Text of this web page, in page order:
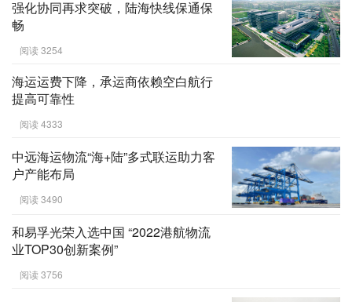
海南泛宇外代首创船舶海上船员集中
隔离换班新模式
阅读 3404
强化协同再求突破，陆海快线保通保
畅
阅读 3254
海运运费下降，承运商依赖空白航行
提高可靠性
阅读 4333
中远海运物流“海+陆”多式联运助力客
户产能布局
阅读 3490